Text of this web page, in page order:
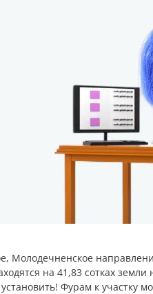
Молодечненское
на 41,83 сотках земли
Фурам к участку